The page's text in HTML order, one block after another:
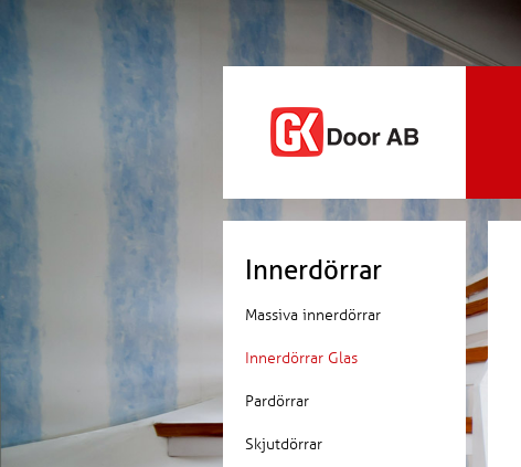
Innerdörrar
Massiva innerdörrar
Innerdörrar Glas
Pardörrar
Skjutdörrar